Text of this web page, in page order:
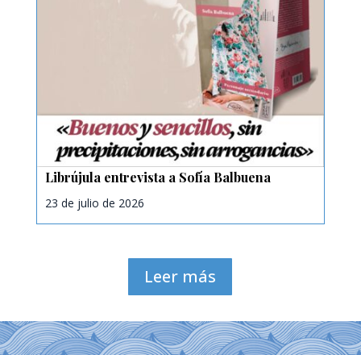
Librújula entrevista a Sofía Balbuena
23 de julio de 2026
Leer más